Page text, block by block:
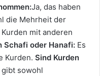
Ja, das haben
die Mehrheit der
mit anderen
Schafi oder Hanafi: Es
Kurden. Sind Kurden
gibt sowohl